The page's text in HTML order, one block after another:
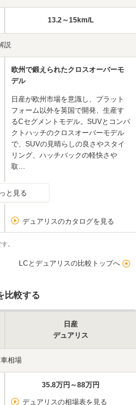
13.2～15km/L
説
欧州で鍛えられたクロスオーバーモ
デル
日産が欧州市場を意識し、プラット
フォーム以外を英国で開発、生産す
るCセグメントモデル。SUVとコンパ
クトハッチのクロスオーバーモデル
で、SUVの見晴らしの良さやスタイ
リング、ハッチバックの軽快さや
取…
と見る
デュアリスのカタログを見る
。
LCとデュアリスの比較トップへ
比較する
日産
デュアリス
相場
35.8万円～88万円
デュアリスの相場表を見る